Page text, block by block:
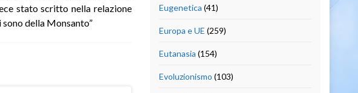
stato scritto nella relazione
della Monsanto”
Eugenetica (41)
Europa e UE (259)
Eutanasia (154)
Evoluzionismo (103)